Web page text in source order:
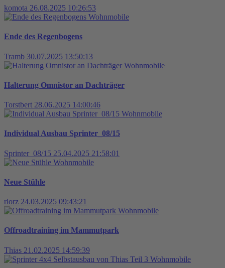
komota 26.08.2025 10:26:53
Wohnmobile
Ende des Regenbogens
Tramb 30.07.2025 13:50:13
Wohnmobile
Halterung Omnistor an Dachträger
Torstbert 28.06.2025 14:00:46
Wohnmobile
Individual Ausbau Sprinter_08/15
Sprinter_08/15 25.04.2025 21:58:01
Wohnmobile
Neue Stühle
rlorz 24.03.2025 09:43:21
Wohnmobile
Offroadtraining im Mammutpark
Thias 21.02.2025 14:59:39
Wohnmobile